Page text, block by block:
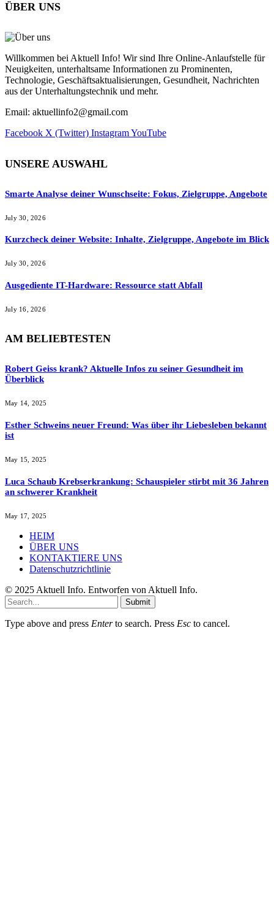
ÜBER UNS
Willkommen bei Aktuell Info! Wir sind Ihre Online-Anlaufstelle für
Neuigkeiten, unterhaltsame Informationen zu Prominenten,
Technologie, Geschäftsaktualisierungen, Gesundheit, Nachrichten
aus der Unterhaltungstechnik und mehr.
Email: aktuellinfo2@gmail.com
Facebook X (Twitter) InstagramYouTube
UNSERE AUSWAHL
Smarte Analyse deiner Wunschseite: Fokus, Zielgruppe, Angebote
July 30, 2026
Kurzcheck deiner Website: Inhalte, Zielgruppe, Angebote im Blick
July 30, 2026
Ausgediente IT-Hardware: Ressource statt Abfall
July 16, 2026
AM BELIEBTESTEN
Robert Geiss krank? Aktuelle Infos zu seiner Gesundheit im
Überblick
May 14, 2025
Esther Schweins neuer Freund: Was über ihr Liebesleben bekannt
ist
May 15, 2025
Luca Schaub Krebserkrankung: Schauspieler stirbt mit 36 Jahren
an schwerer Krankheit
May 17, 2025
HEIM
ÜBER UNS
KONTAKTIERE UNS
Datenschutzrichtlinie
© 2025 Aktuell Info. Entworfen von Aktuell Info.
Submit
Type above and press Enterto search. Press Esc to cancel.